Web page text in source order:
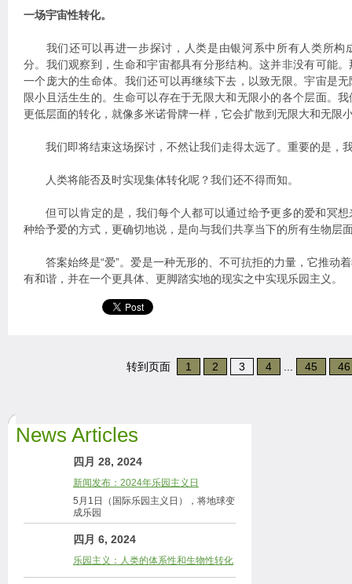
一场宇宙性转化。
我们还可以再进一步探讨，人类是由银河系中所有人类所构
分。我们观察到，生命和宇宙都具有分形结构。这并非没有可能
一个庞大的生命体。我们还可以再继续下去，以致无限。宇宙是
限小且活生生的。生命可以存在于无限大和无限小的各个层面。
更低层面的转化，就像多米诺骨牌一样，它会扩散到无限大和无限
我们即将结束这场探讨，不然让我们走得太远了。重要的是，
人类将能否及时实现集体转化呢？我们还不得而知。
但可以肯定的是，我们每个人都可以通过给予更多的爱和冥想
种给予爱的方式，更确切地说，是向与我们共享当下的所有生物层
答案始终是“爱”。爱是一种无形的、不可抗拒的力量，它推动
有和谐，并在一个更具体、更脚踏实地的现实之中实现乐园主义。
转到页面 1 2 3 4 45 46
News Articles
四月 28, 2024
新闻发布：2024年乐园主义日
5月1日（国际乐园主义日），将地球变
成乐园
四月 6, 2024
乐园主义：人类的体系性和生物性转化